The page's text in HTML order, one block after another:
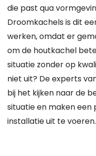
die past qua
Droomkachels is dit
werken, omdat er
om de houtkachel
situatie zonder op
niet uit? De experts
bij het kijken naar de
situatie en maken een
installatie uit te voeren.